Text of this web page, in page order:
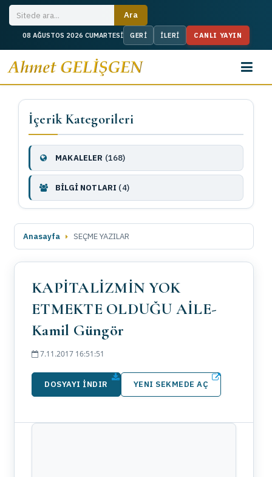
08 AĞUSTOS 2026 CUMARTESİ CANLI YAYIN
İçerik Kategorileri
MAKALELER (168)
BİLGİ NOTLARI (4)
Anasayfa SEÇME YAZILAR
KAPİTALİZMİN YOK
ETMEKTE OLDUĞU AİLE-
Kamil Güngör
7.11.2017 16:51:51
DOSYAYI İNDIR YENI SEKMEDE AÇ